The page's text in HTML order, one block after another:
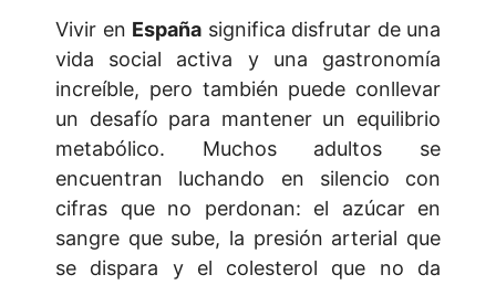
Vivir en España significa disfrutar de una
vida social activa y una gastronomía
increíble, pero también puede conllevar
un desafío para mantener un equilibrio
metabólico. Muchos adultos se
encuentran luchando en silencio con
cifras que no perdonan: el azúcar en
sangre que sube, la presión arterial que
se dispara y el colesterol que no da